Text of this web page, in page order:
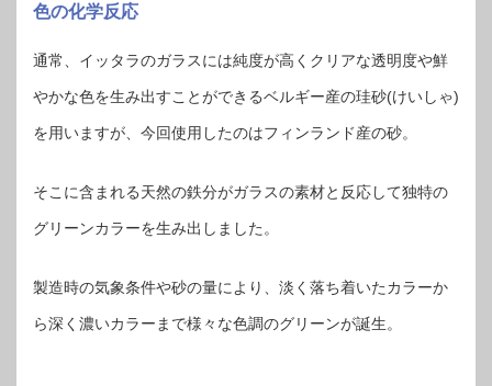
色の化学反応
通常、イッタラのガラスには純度が高くクリアな透明度や鮮
やかな色を生み出すことができるベルギー産の珪砂(けいしゃ)
を用いますが、今回使用したのはフィンランド産の砂。
そこに含まれる天然の鉄分がガラスの素材と反応して独特の
グリーンカラーを生み出しました。
製造時の気象条件や砂の量により、淡く落ち着いたカラーか
ら深く濃いカラーまで様々な色調のグリーンが誕生。